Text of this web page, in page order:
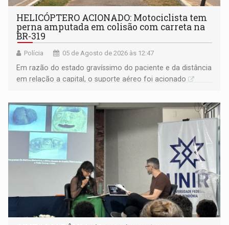
HELICÓPTERO ACIONADO: Motociclista tem
perna amputada em colisão com carreta na
BR-319
Polícia 05 de Agosto de 2026 às 12:47
Em razão do estado gravíssimo do paciente e da distância
em relação a capital, o suporte aéreo foi acionado